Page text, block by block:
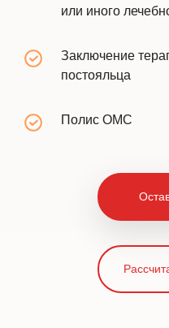
или иного
Заключение
постояльца
Полис ОМС